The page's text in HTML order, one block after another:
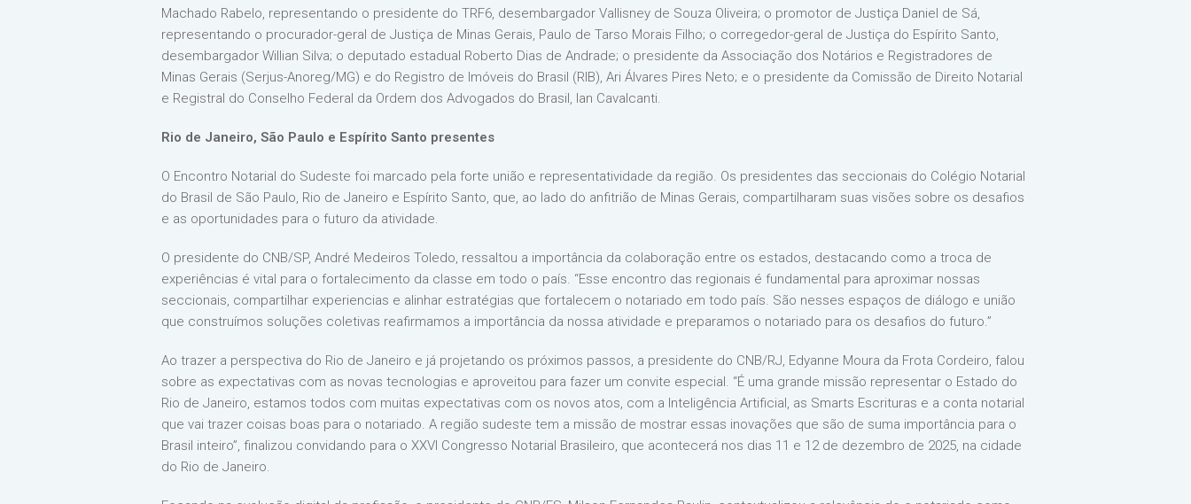
Machado Rabelo, representando o presidente do TRF6, desembargador Vallisney de Souza Oliveira; o promotor de Justiça Daniel de Sá,
representando o procurador-geral de Justiça de Minas Gerais, Paulo de Tarso Morais Filho; o corregedor-geral de Justiça do Espírito Santo,
desembargador Willian Silva; o deputado estadual Roberto Dias de Andrade; o presidente da Associação dos Notários e Registradores de
Minas Gerais (Serjus-Anoreg/MG) e do Registro de Imóveis do Brasil (RIB), Ari Álvares Pires Neto; e o presidente da Comissão de Direito Notarial
e Registral do Conselho Federal da Ordem dos Advogados do Brasil, Ian Cavalcanti.
Rio de Janeiro, São Paulo e Espírito Santo presentes
O Encontro Notarial do Sudeste foi marcado pela forte união e representatividade da região. Os presidentes das seccionais do Colégio Notarial
do Brasil de São Paulo, Rio de Janeiro e Espírito Santo, que, ao lado do anfitrião de Minas Gerais, compartilharam suas visões sobre os desafios
e as oportunidades para o futuro da atividade.
O presidente do CNB/SP, André Medeiros Toledo, ressaltou a importância da colaboração entre os estados, destacando como a troca de
experiências é vital para o fortalecimento da classe em todo o país. “Esse encontro das regionais é fundamental para aproximar nossas
seccionais, compartilhar experiencias e alinhar estratégias que fortalecem o notariado em todo país. São nesses espaços de diálogo e união
que construímos soluções coletivas reafirmamos a importância da nossa atividade e preparamos o notariado para os desafios do futuro.”
Ao trazer a perspectiva do Rio de Janeiro e já projetando os próximos passos, a presidente do CNB/RJ, Edyanne Moura da Frota Cordeiro, falou
sobre as expectativas com as novas tecnologias e aproveitou para fazer um convite especial. “É uma grande missão representar o Estado do
Rio de Janeiro, estamos todos com muitas expectativas com os novos atos, com a Inteligência Artificial, as Smarts Escrituras e a conta notarial
que vai trazer coisas boas para o notariado. A região sudeste tem a missão de mostrar essas inovações que são de suma importância para o
Brasil inteiro”, finalizou convidando para o XXVI Congresso Notarial Brasileiro, que acontecerá nos dias 11 e 12 de dezembro de 2025, na cidade
do Rio de Janeiro.